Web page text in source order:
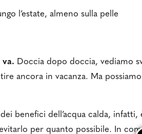
l’estate, almeno sulla pelle
va. Doccia dopo doccia, vediamo
ancora in vacanza. Ma
benefici dell’acqua calda, infatti,
per quanto possibile. In